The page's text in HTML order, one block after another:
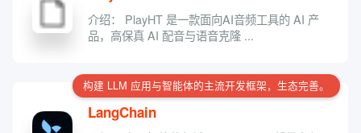
介绍： PlayHT 是一款面向AI音频工具的 AI 产
品，高保真 AI 配音与语音克隆 ...
构建 LLM 应用与智能体的主流开发框架，生态完善。
LangChain